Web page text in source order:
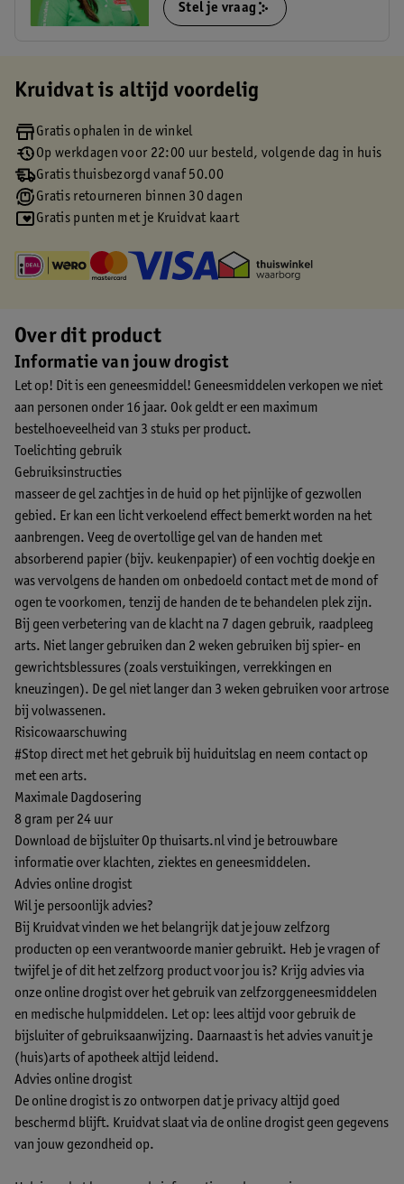
Stel je vraag
Kruidvat is altijd voordelig
Gratis ophalen in de winkel
Op werkdagen voor 22:00 uur besteld, volgende dag in huis
Gratis thuisbezorgd vanaf 50.00
Gratis retourneren binnen 30 dagen
Gratis punten met je Kruidvat kaart
Over dit product
Informatie van jouw drogist
Let op! Dit is een geneesmiddel! Geneesmiddelen verkopen we niet
aan personen onder 16 jaar. Ook geldt er een maximum
bestelhoeveelheid van 3 stuks per product.
Toelichting gebruik
Gebruiksinstructies
masseer de gel zachtjes in de huid op het pijnlijke of gezwollen
gebied. Er kan een licht verkoelend effect bemerkt worden na het
aanbrengen. Veeg de overtollige gel van de handen met
absorberend papier (bijv. keukenpapier) of een vochtig doekje en
was vervolgens de handen om onbedoeld contact met de mond of
ogen te voorkomen, tenzij de handen de te behandelen plek zijn.
Bij geen verbetering van de klacht na 7 dagen gebruik, raadpleeg
arts. Niet langer gebruiken dan 2 weken gebruiken bij spier- en
gewrichtsblessures (zoals verstuikingen, verrekkingen en
kneuzingen). De gel niet langer dan 3 weken gebruiken voor artrose
bij volwassenen.
Risicowaarschuwing
#Stop direct met het gebruik bij huiduitslag en neem contact op
met een arts.
Maximale Dagdosering
8 gram per 24 uur
Download de bijsluiter Op thuisarts.nl vind je betrouwbare
informatie over klachten, ziektes en geneesmiddelen.
Advies online drogist
Wil je persoonlijk advies?
Bij Kruidvat vinden we het belangrijk dat je jouw zelfzorg
producten op een verantwoorde manier gebruikt. Heb je vragen of
twijfel je of dit het zelfzorg product voor jou is? Krijg advies via
onze online drogist over het gebruik van zelfzorggeneesmiddelen
en medische hulpmiddelen. Let op: lees altijd voor gebruik de
bijsluiter of gebruiksaanwijzing. Daarnaast is het advies vanuit je
(huis)arts of apotheek altijd leidend.
Advies online drogist
De online drogist is zo ontworpen dat je privacy altijd goed
beschermd blijft. Kruidvat slaat via de online drogist geen gegevens
van jouw gezondheid op.